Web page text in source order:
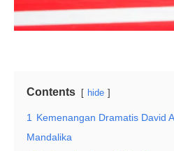
Contents hide
1
Kemenangan Dramatis David
Mandalika